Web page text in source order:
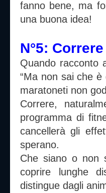
fanno bene, ma
una buona idea!
N°5: Correre
Quando racconto
“Ma non sai che
maratoneti non
Correre,
programma di
cancellerà gli
sperano.
Che siano o non
coprire lunghe
distingue dagli